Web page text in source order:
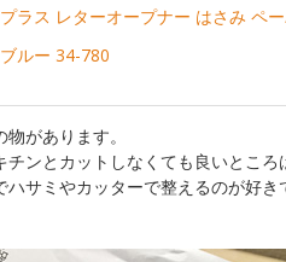
プラス レターオープナー はさみ ペ
ブルー 34-780
があります。
チンとカットしなくても良いとこ
ハサミやカッターで整えるのが好き